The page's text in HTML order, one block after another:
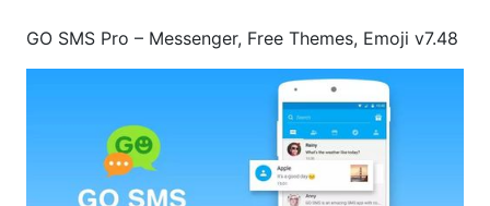
GO SMS Pro – Messenger, Free Themes, Emoji v7.48